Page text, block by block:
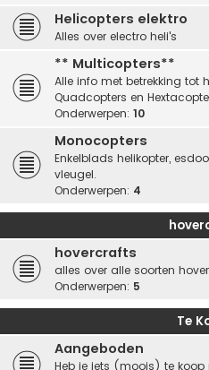
Helicopters elektro
Alles over electro heli's
** Multicopters**
Alle info met betrekking tot
Quadcopters en
Onderwerpen: 10
Monocopters
Enkelblads helikopter,
vleugel.
Onderwerpen: 4
hovercrafts
alles over alle soorten
Onderwerpen: 5
Te
Aangeboden
Heb je iets (moois) te